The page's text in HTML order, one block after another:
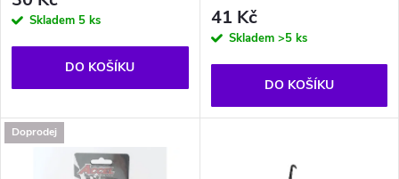
r
d
r
o
d
Skladem 5 ks
DO KOŠÍKU
41 Kč
Skladem >5 ks
DO KOŠÍKU
Doprodej